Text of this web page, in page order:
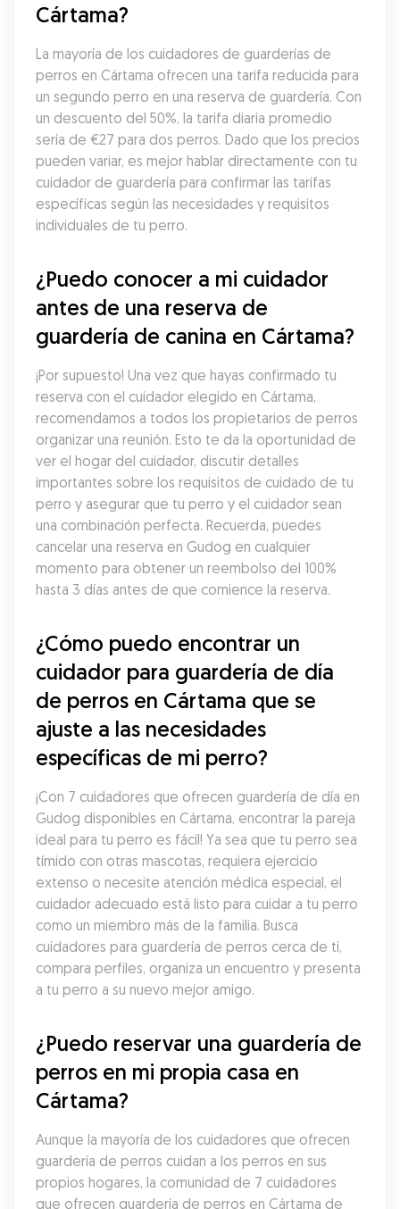
Cártama?
La mayoría de los cuidadores de guarderías de
perros en Cártama ofrecen una tarifa reducida para
un segundo perro en una reserva de guardería. Con
un descuento del 50%, la tarifa diaria promedio
sería de €27 para dos perros. Dado que los precios
pueden variar, es mejor hablar directamente con tu
cuidador de guardería para confirmar las tarifas
específicas según las necesidades y requisitos
individuales de tu perro.
¿Puedo conocer a mi cuidador
antes de una reserva de
guardería de canina en Cártama?
¡Por supuesto! Una vez que hayas confirmado tu
reserva con el cuidador elegido en Cártama,
recomendamos a todos los propietarios de perros
organizar una reunión. Esto te da la oportunidad de
ver el hogar del cuidador, discutir detalles
importantes sobre los requisitos de cuidado de tu
perro y asegurar que tu perro y el cuidador sean
una combinación perfecta. Recuerda, puedes
cancelar una reserva en Gudog en cualquier
momento para obtener un reembolso del 100%
hasta 3 días antes de que comience la reserva.
¿Cómo puedo encontrar un
cuidador para guardería de día
de perros en Cártama que se
ajuste a las necesidades
específicas de mi perro?
¡Con 7 cuidadores que ofrecen guardería de día en
Gudog disponibles en Cártama, encontrar la pareja
ideal para tu perro es fácil! Ya sea que tu perro sea
tímido con otras mascotas, requiera ejercicio
extenso o necesite atención médica especial, el
cuidador adecuado está listo para cuidar a tu perro
como un miembro más de la familia. Busca
cuidadores para guardería de perros cerca de ti,
compara perfiles, organiza un encuentro y presenta
a tu perro a su nuevo mejor amigo.
¿Puedo reservar una guardería de
perros en mi propia casa en
Cártama?
Aunque la mayoría de los cuidadores que ofrecen
guardería de perros cuidan a los perros en sus
propios hogares, la comunidad de 7 cuidadores
que ofrecen guardería de perros en Cártama de